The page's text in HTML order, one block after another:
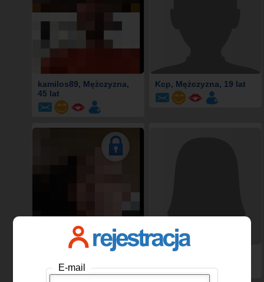
kamilos89, Mężczyzna,
45 lat
Kcp, Mężczyzna, 19 lat
42 latE-mail